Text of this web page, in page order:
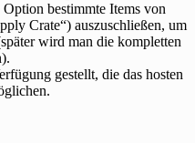
bestimmte Items von
Crate“) auszuschließen, um
wird man die kompletten
gestellt, die das hosten